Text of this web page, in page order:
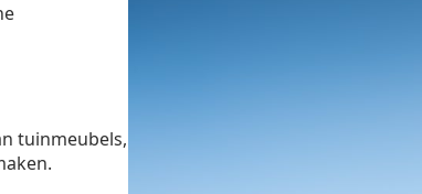
tuinmeubels,